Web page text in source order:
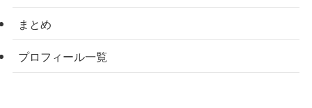
まとめ
プロフィール一覧